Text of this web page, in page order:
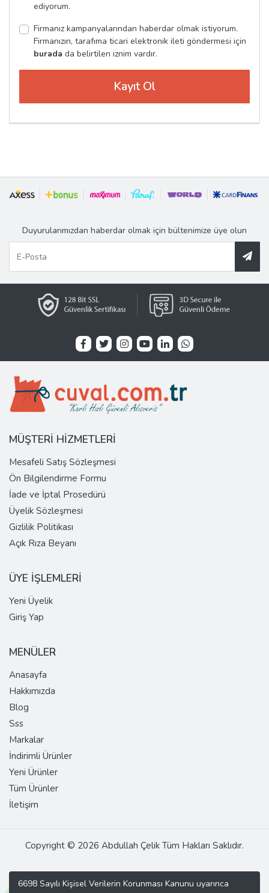
ediyorum.
Firmanız kampanyalarından haberdar olmak istiyorum.
Firmanızın, tarafıma ticari elektronik ileti göndermesi için
burada da belirtilen iznim vardır.
Duyurularımızdan haberdar olmak için bültenimize üye olun
MÜŞTERİ HİZMETLERİ
Mesafeli Satış Sözleşmesi
Ön Bilgilendirme Formu
İade ve İptal Prosedürü
Üyelik Sözleşmesi
Gizlilik Politikası
Açık Rıza Beyanı
ÜYE İŞLEMLERİ
Yeni Üyelik
Giriş Yap
MENÜLER
Anasayfa
Hakkımızda
Blog
Sss
Markalar
İndirimli Ürünler
Yeni Ürünler
Tüm Ürünler
İletişim
Copyright © 2026 Abdullah Çelik Tüm Hakları Saklıdır.
6698 Sayılı Kişisel Verilerin Korunması Kanunu uyarınca